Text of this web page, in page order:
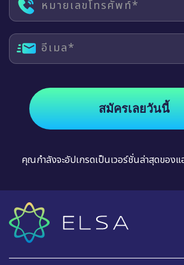
อีเมล*